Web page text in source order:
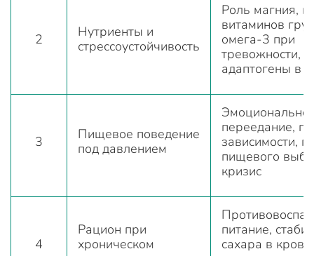
2
Нутриенты и
стрессоустойчивость
Роль магния,
витаминов
омега-3 при
тревожности,
адаптогены в
3
Пищевое поведение
под давлением
переедание,
зависимости,
пищевого
кризис
4
Рацион при
хроническом
питание,
сахара в